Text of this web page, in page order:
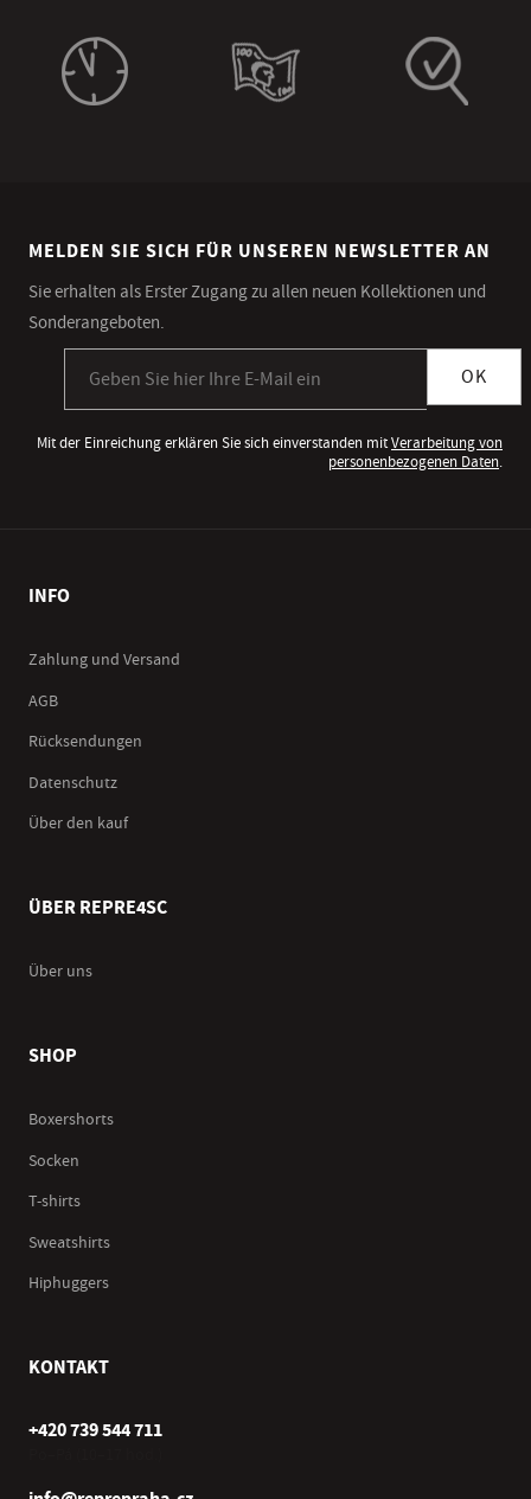
MELDEN SIE SICH FÜR UNSEREN NEWSLETTER AN
Sie erhalten als Erster Zugang zu allen neuen Kollektionen und
Sonderangeboten.
OK
Mit der Einreichung erklären Sie sich einverstanden mitVerarbeitung von
personenbezogenen Daten.
INFO
Zahlung und Versand
AGB
Rücksendungen
Datenschutz
Über den kauf
ÜBER REPRE4SC
Über uns
SHOP
Boxershorts
Socken
T-shirts
Sweatshirts
Hiphuggers
KONTAKT
+420 739 544 711